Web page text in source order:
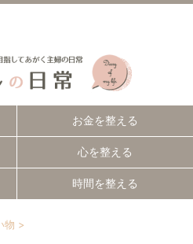
お金を整える
心を整える
時間を整える
物 >